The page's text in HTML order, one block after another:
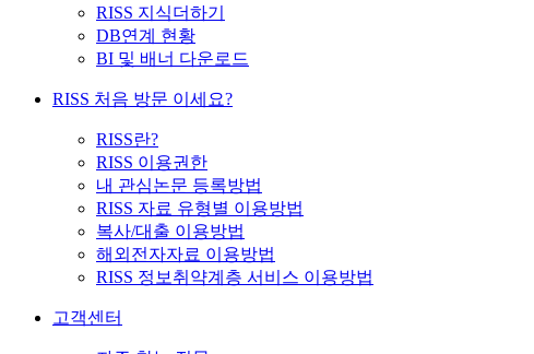
RISS 지식더하기
DB연계 현황
BI 및 배너 다운로드
RISS 처음 방문 이세요?
RISS란?
RISS 이용권한
내 관심논문 등록방법
RISS 자료 유형별 이용방법
복사/대출 이용방법
해외전자자료 이용방법
RISS 정보취약계층 서비스 이용방법
고객센터